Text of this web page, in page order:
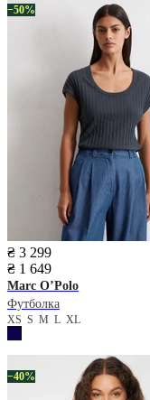
−50%
₴ 3 299
₴ 1 649
Marc O’Polo
Футболка
XS S M L XL
−40%